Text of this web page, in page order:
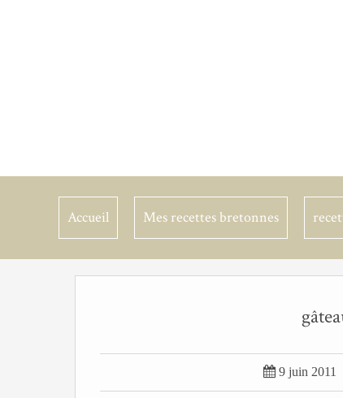
Accueil Mes recettes bretonnes
 9 juin 2011